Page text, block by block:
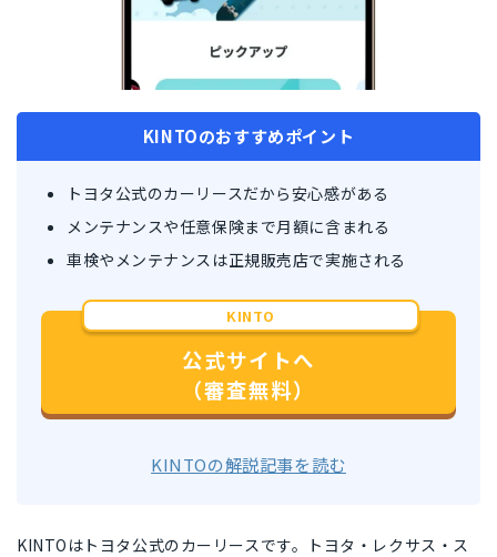
KINTOのおすすめポイント
トヨタ公式のカーリースだから安心感がある
メンテナンスや任意保険まで月額に含まれる
車検やメンテナンスは正規販売店で実施される
KINTO
公式サイトへ
（審査無料）
KINTOの解説記事を読む
KINTOはトヨタ公式のカーリース です。
トヨタ・レクサス・ス